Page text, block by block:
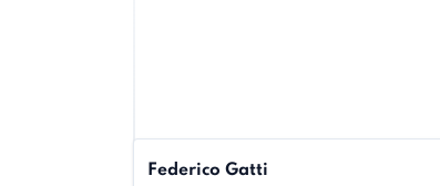
Federico Gatti